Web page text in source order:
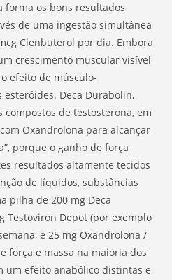
forma os bons resultados
de uma ingestão simultânea
Clenbuterol por dia. Embora
crescimento muscular visível
efeito de músculo-
Deca Durabolin,
compostos de testosterona, em
Oxandrolona para alcançar
porque o ganho de força
resultados altamente tecidos
de líquidos, substâncias
pilha de 200 mg Deca
Testoviron Depot (por exemplo
e 25 mg Oxandrolona /
força e massa na maioria dos
um efeito anabólico distintas e